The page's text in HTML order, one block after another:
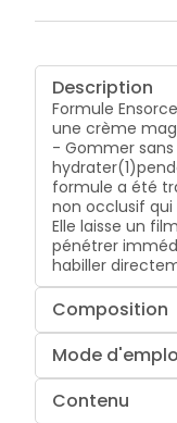
Description
Formule
une crème
- Gommer
formule a été
non occlusif
Elle laisse un
pénétrer
habiller
Composition
Mode
Contenu